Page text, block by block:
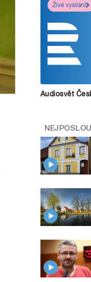
Živé vysílání
Audiosvět